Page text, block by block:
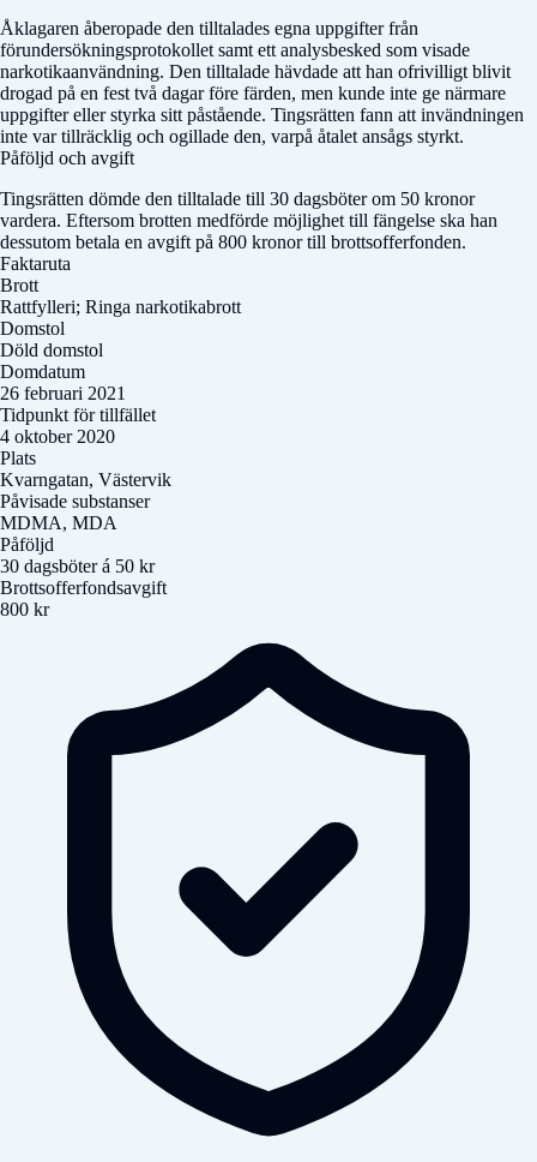
Åklagaren åberopade den tilltalades egna uppgifter från
förundersökningsprotokollet samt ett analysbesked som visade
narkotikaanvändning. Den tilltalade hävdade att han ofrivilligt blivit
drogad på en fest två dagar före färden, men kunde inte ge närmare
uppgifter eller styrka sitt påstående. Tingsrätten fann att invändningen
inte var tillräcklig och ogillade den, varpå åtalet ansågs styrkt.
Påföljd och avgift
Tingsrätten dömde den tilltalade till 30 dagsböter om 50 kronor
vardera. Eftersom brotten medförde möjlighet till fängelse ska han
dessutom betala en avgift på 800 kronor till brottsofferfonden.
Faktaruta
Brott
Rattfylleri; Ringa narkotikabrott
Domstol
Döld domstol
Domdatum
26 februari 2021
Tidpunkt för tillfället
4 oktober 2020
Plats
Kvarngatan, Västervik
Påvisade substanser
MDMA, MDA
Påföljd
30 dagsböter á 50 kr
Brottsofferfondsavgift
800 kr